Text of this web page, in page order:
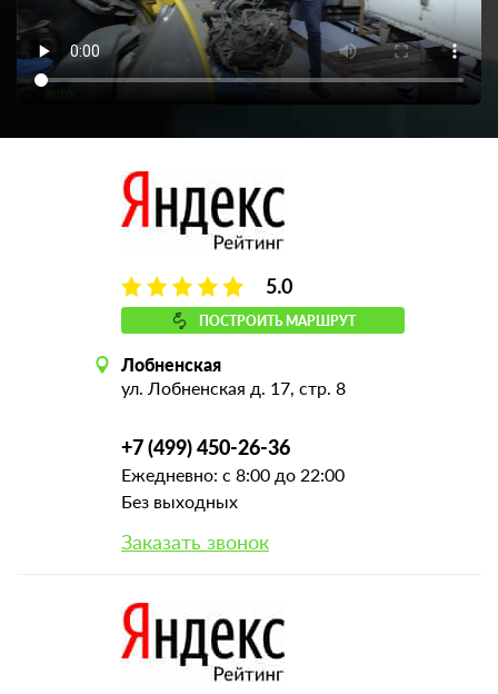
5.0
ПОСТРОИТЬ МАРШРУТ
Лобненская
ул. Лобненская д. 17, стр. 8
+7 (499) 450-26-36
Ежедневно: с 8:00 до 22:00
Без выходных
Заказать звонок